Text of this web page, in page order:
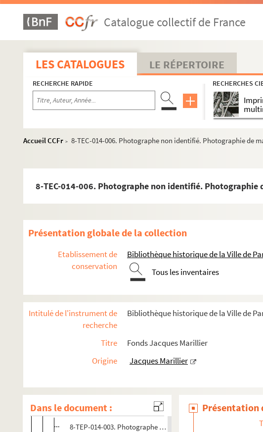
Catalogue collectif de France
LES CATALOGUES LE RÉPERTOIRE
RECHERCHE RAPIDE RECHERCHES
Accueil CCFr > 8-TEC-014-006. Photographe non identifié. Photographie de
8-TEC-014-006. Photographe non identifié. Photographie
Présentation globale de la collection
Etablissement de
conservation
Bibliothèque historique de la Ville de
Tous les inventaires
Intitulé de l'instrument de
recherche
Bibliothèque historique de la Ville de
Titre
Fonds Jacques Marillier
Origine
Jacques Marillier
Dans le document :
Années 1947-1959
Années 1960-1969
Il ne faut jurer de rien (1970 ; Duchaussoy)
Une fille dans ma soupe (1970 ; Rouleau)
Le malade imaginaire (1970 ; Cochet)
Voulez-vous jouer avec moâ ? (1970 ; Echantillon)
Du côté de chez l'autre (1971 ; Cochet)
Galapagos (1971 ; Blier)
Les frères Karamazov (1972 ; Vitaly)
Monsieur Chasse (1972 ; Duval)
La grande oreille (1972 ; Vogel)
La fille bien gardée (1972 ; Cochet)
En avant... toute ! (1972 ; Roux)
Les caprices de Marianne - On ne saurait penser à tout (1973 ;
Le bossu (1973 ; Duval)
Le médecin volant (1973 ; Perrin)
Série blême (1973 ; Vitaly)
8-TEP-014-003. Photographe non identifié. Photographies de
Présentation